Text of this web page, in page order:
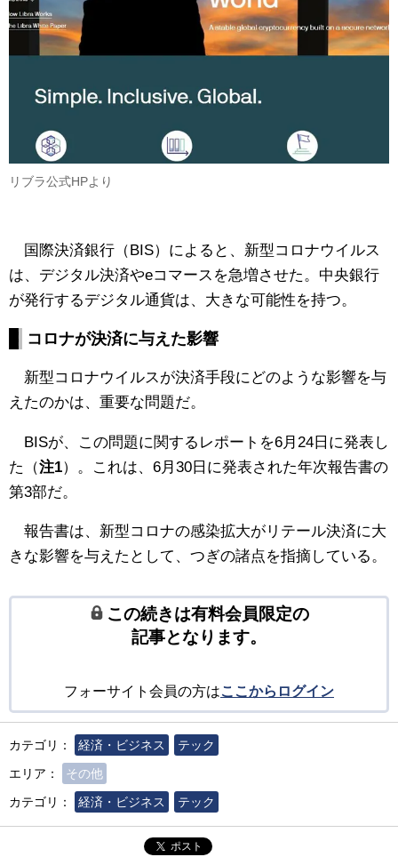
リブラ公式HPより
国際決済銀行（BIS）によると、新型コロナウイルス
は、デジタル決済やeコマースを急増させた。中央銀行
が発行するデジタル通貨は、大きな可能性を持つ。
コロナが決済に与えた影響
新型コロナウイルスが決済手段にどのような影響を与
えたのかは、重要な問題だ。
BISが、この問題に関するレポートを6月24日に発表し
た（注1）。これは、6月30日に発表された年次報告書の
第3部だ。
報告書は、新型コロナの感染拡大がリテール決済に大
きな影響を与えたとして、つぎの諸点を指摘している。
この続きは有料会員限定の
記事となります。
フォーサイト会員の方はここからログイン
カテゴリ： 経済・ビジネス
テック
エリア：
その他
カテゴリ：
経済・ビジネス テック
ポスト